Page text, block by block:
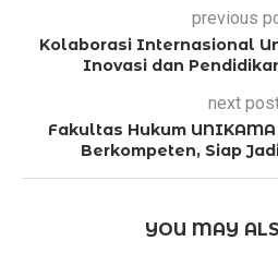
previous
Kolaborasi Internasional
Inovasi dan
next
Fakultas Hukum
Berkompeten, Siap
YOU MAY